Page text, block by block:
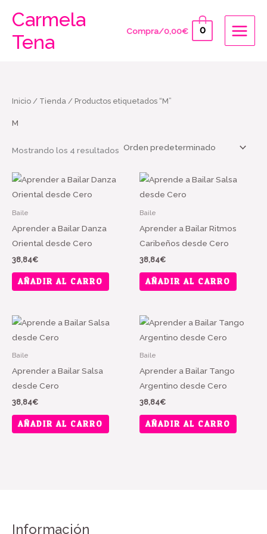
contenido
Carmela
Tena
Compra/0,00€ 0
Inicio / Tienda / Productos etiquetados “M”
M
Mostrando los 4 resultados
Baile
Aprender a Bailar Danza
Oriental desde Cero
38,84€
AÑADIR AL CARRO
Baile
Aprender a Bailar Ritmos
Caribeños desde Cero
38,84€
AÑADIR AL CARRO
Baile
Aprender a Bailar Salsa
desde Cero
38,84€
AÑADIR AL CARRO
Baile
Aprender a Bailar Tango
Argentino desde Cero
38,84€
AÑADIR AL CARRO
Información